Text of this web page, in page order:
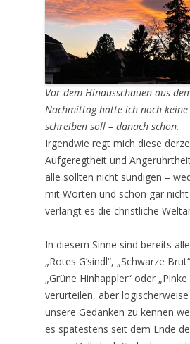
Vor dem Hinausschauen aus
Nachmittag hatte ich noch
schreiben soll – danach schon.
Irgendwie regt mich diese
Aufgeregtheit und
alle sollten nicht sündigen –
mit Worten und schon gar
verlangt es die christliche
In diesem Sinne sind bereits
„Rotes G’sindl“, „Schwarze
„Grüne Hinhappler“ oder
verurteilen, aber
unsere Gedanken zu kennen
es spätestens seit dem Ende